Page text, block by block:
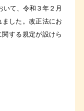
て、令和３年２月
ました。改正法にお
する規定が設けら